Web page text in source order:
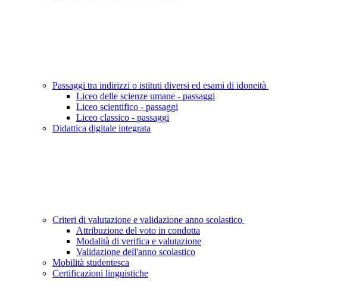
Passaggi tra indirizzi o istituti diversi ed esami di idoneità
Liceo delle scienze umane - passaggi
Liceo scientifico - passaggi
Liceo classico - passaggi
Didattica digitale integrata
Criteri di valutazione e validazione anno scolastico
Attribuzione del voto in condotta
Modalità di verifica e valutazione
Validazione dell'anno scolastico
Mobilità studentesca
Certificazioni linguistiche